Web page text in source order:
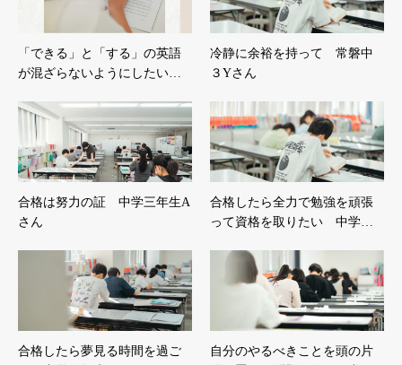
「できる」と「する」の英語
が混ざらないようにしたい…
冷静に余裕を持って 常磐中
３Yさん
合格は努力の証 中学三年生A
さん
合格したら全力で勉強を頑張
って資格を取りたい 中学…
合格したら夢見る時間を過ご
自分のやるべきことを頭の片